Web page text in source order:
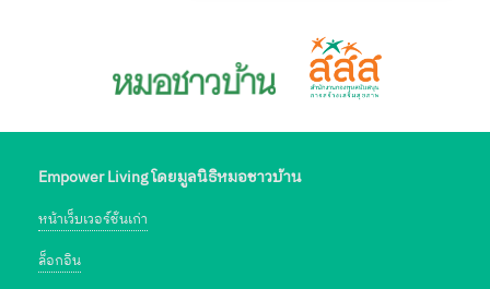
Empower Living โดยมูลนิธิหมอชาวบ้าน
หน้าเว็บเวอร์ชั่นเก่า
ล็อกอิน